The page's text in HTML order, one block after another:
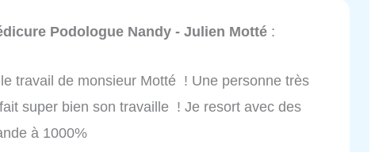
Podologue Nandy - Julien Motté :
travail de monsieur Motté ! Une personne très
super bien son travaille ! Je resort avec des
à 1000%